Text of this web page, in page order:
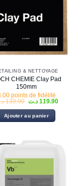
& NETTOYAGE
CHEMIE Clay Pad
150mm
points de fidélité
139.90 Le
initial
était :
119.90 د.ت
Le
Ajouter au panier